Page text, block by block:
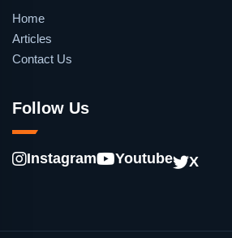
Home
Articles
Contact Us
Follow Us
Instagram Youtube X